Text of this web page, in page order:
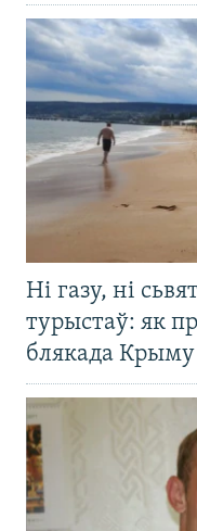
Ні газу, ні
турыстаў: як
блякада Крыму